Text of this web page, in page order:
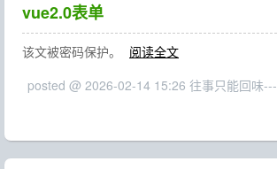
vue2.0表单
该文被密码保护。
阅读全文
posted @ 2026-02-14 15:26 往事只能回味---